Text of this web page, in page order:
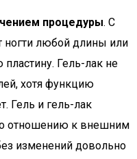
процедуры. С
любой длины или
Гель-лак не
хотя функцию
Гель и гель-лак
отношению к внешним
изменений довольно